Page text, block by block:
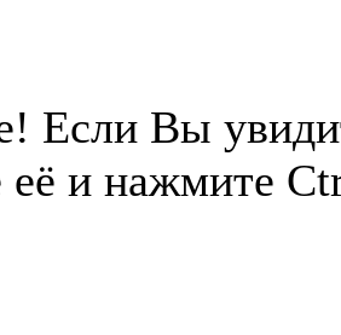
Если Вы
её и нажмите